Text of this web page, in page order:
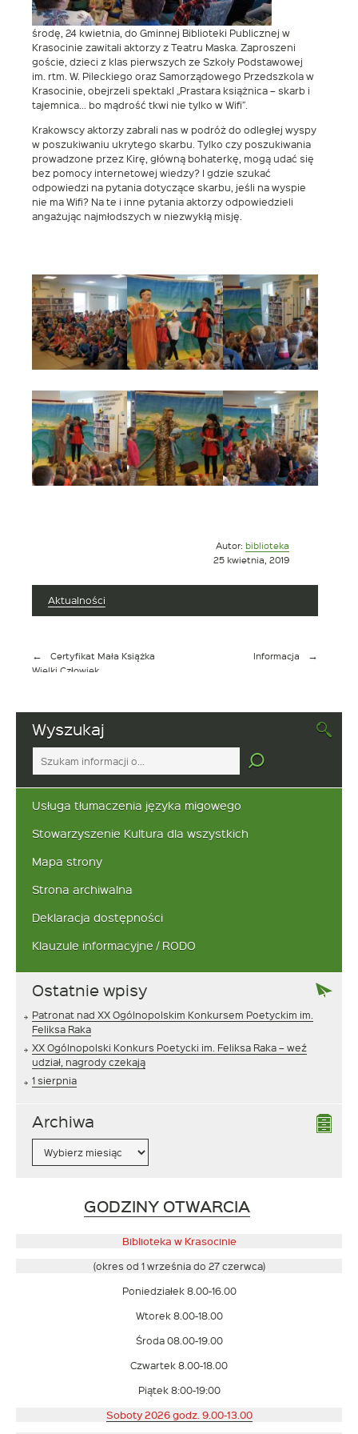
środę, 24 kwietnia, do Gminnej Biblioteki Publicznej w
Krasocinie zawitali aktorzy z Teatru Maska. Zaproszeni
goście, dzieci z klas pierwszych ze Szkoły Podstawowej
im. rtm. W. Pileckiego oraz Samorządowego Przedszkola w
Krasocinie, obejrzeli spektakl „Prastara książnica – skarb i
tajemnica… bo mądrość tkwi nie tylko w Wifi”.
Krakowscy aktorzy zabrali nas w podróż do odległej wyspy
w poszukiwaniu ukrytego skarbu. Tylko czy poszukiwania
prowadzone przez Kirę, główną bohaterkę, mogą udać się
bez pomocy internetowej wiedzy? I gdzie szukać
odpowiedzi na pytania dotyczące skarbu, jeśli na wyspie
nie ma Wifi? Na te i inne pytania aktorzy odpowiedzieli
angażując najmłodszych w niezwykłą misję.
Autor: biblioteka
w
25 kwietnia, 2019
Aktualności
Nawigacja
wpisu
Certyfikat Mała Książka
Wielki Człowiek
Informacja
Wyszukaj
wpisz
Usługa tłumaczenia języka migowego
Stowarzyszenie Kultura dla wszystkich
Mapa strony
Strona archiwalna
Deklaracja dostępności
Klauzule informacyjne / RODO
Ostatnie wpisy
Patronat nad XX Ogólnopolskim Konkursem Poetyckim im.
Feliksa Raka
XX Ogólnopolski Konkurs Poetycki im. Feliksa Raka – weź
udział, nagrody czekają
1 sierpnia
Archiwa
GODZINY OTWARCIA
otwiera
w
nowym
Biblioteka w Krasocinie
(okres od 1 września do 27 czerwca)
Poniedziałek 8.00-16.00
Wtorek 8.00-18.00
Środa 08.00-19.00
Czwartek 8.00-18.00
Piątek 8:00-19:00
Soboty 2026 godz. 9.00-13.00